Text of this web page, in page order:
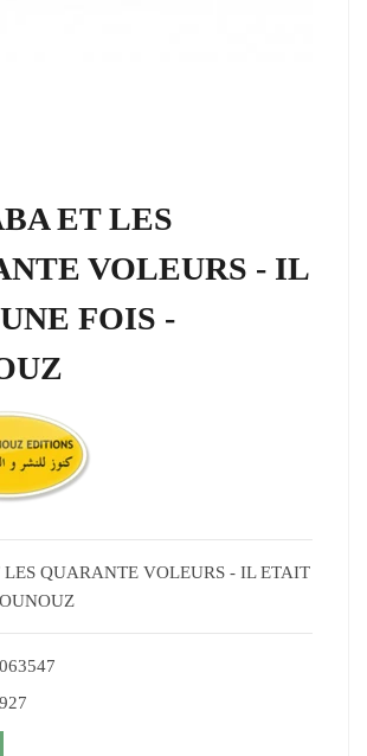
ET LES
VOLEURS - IL
FOIS -
QUARANTE VOLEURS - IL ETAIT